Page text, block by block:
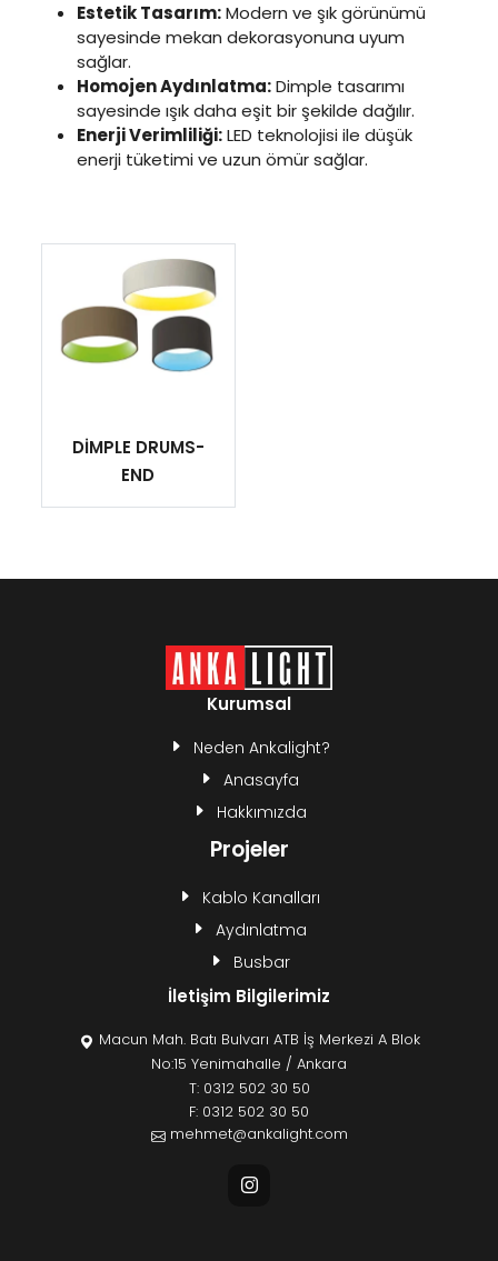
Estetik Tasarım:Modern ve şık görünümü
sayesinde mekan dekorasyonuna uyum
sağlar.
Homojen Aydınlatma:Dimple tasarımı
sayesinde ışık daha eşit bir şekilde dağılır.
Enerji Verimliliği:LED teknolojisi ile düşük
enerji tüketimi ve uzun ömür sağlar.
DİMPLE DRUMS-
END
Kurumsal
Neden Ankalight?
Anasayfa
Hakkımızda
Projeler
Kablo Kanalları
Aydınlatma
Busbar
İletişim Bilgilerimiz
Macun Mah. Batı Bulvarı ATB İş Merkezi A Blok
No:15 Yenimahalle / Ankara
T: 0312 502 30 50
F: 0312 502 30 50
mehmet@ankalight.com